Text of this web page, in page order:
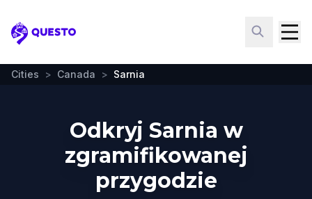
Questo
Cities > Canada > Sarnia
Odkryj Sarnia w
zgramifikowanej
przygodzie